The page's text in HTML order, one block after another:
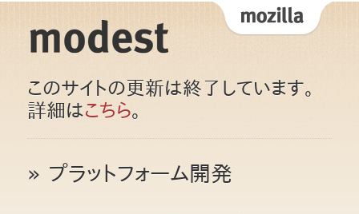
このサイトの更新は終了しています。
詳細はこちら。
» プラットフォーム開発